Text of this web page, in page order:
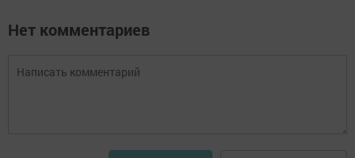
Нет комментариев